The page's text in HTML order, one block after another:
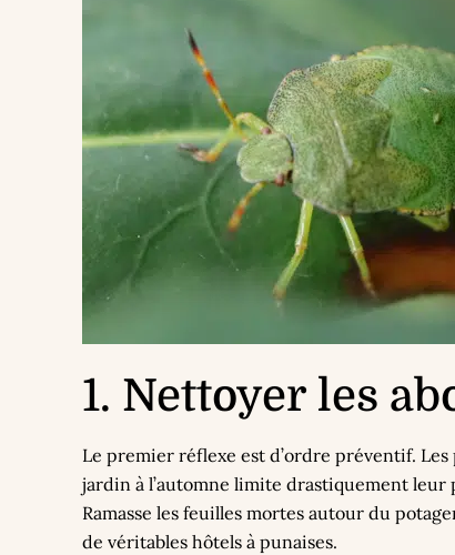
1. Nettoyer les
Le premier réflexe est d’ordre préventif.
jardin à l’automne limite drastiquement leur
Ramasse les feuilles mortes autour du
de véritables hôtels à punaises.